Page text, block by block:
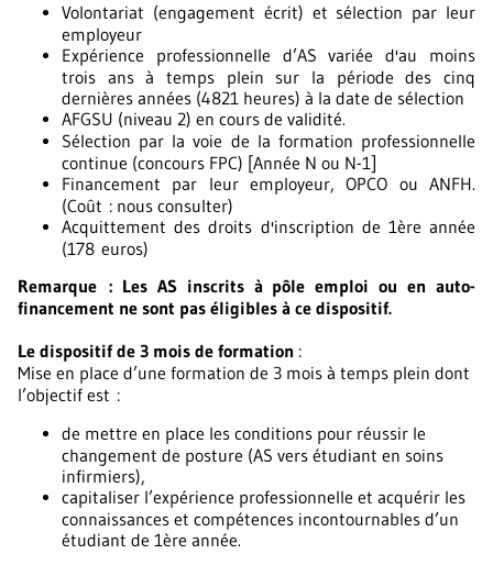
Volontariat (engagement écrit) et sélection par leur
employeur
Expérience professionnelle d’AS variée d'au moins
trois ans à temps plein sur la période des cinq
dernières années (4821 heures) à la date de sélection
AFGSU (niveau 2) en cours de validité.
Sélection par la voie de la formation professionnelle
continue (concours FPC) [Année N ou N-1]
Financement par leur employeur, OPCO ou ANFH.
(Coût : nous consulter)
Acquittement des droits d'inscription de 1ère année
(178 euros)
Remarque : Les AS inscrits à pôle emploi ou en auto-
financement ne sont pas éligibles à ce dispositif.
Le dispositif de 3 mois de formation :
Mise en place d’une formation de 3 mois à temps plein dont
l’objectif est :
de mettre en place les conditions pour réussir le
changement de posture (AS vers étudiant en soins
infirmiers),
capitaliser l’expérience professionnelle et acquérir les
connaissances et compétences incontournables d’un
étudiant de 1ère année.